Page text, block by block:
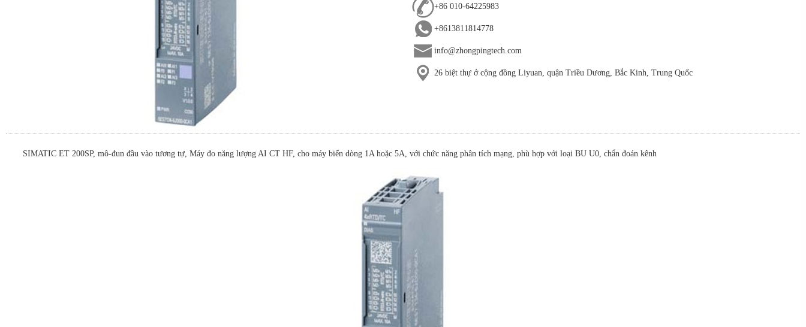
+86 010-64225983
+8613811814778
info@zhongpingtech.com
26 biệt thự ở cộng đồng Liyuan, quận Triều Dương, Bắc Kinh, Trung Quốc
SIMATIC ET 200SP, mô-đun đầu vào tương tự, Máy đo năng lượng AI CT HF, cho máy biến dòng 1A hoặc 5A, với chức năng phân tích mạng, phù hợp với loại BU U0, chẩn đoán kênh